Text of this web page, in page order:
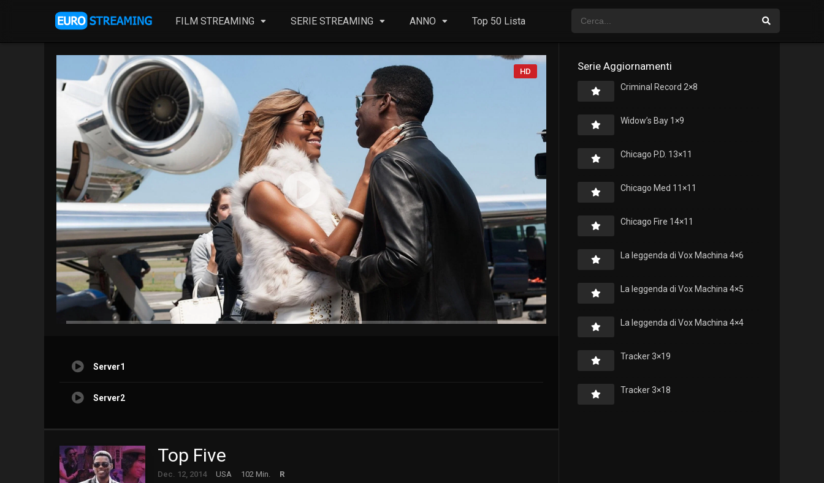
FILM STREAMING SERIE STREAMING ANNO Top 50 Lista
HD
Server1
Server2
Top Five
Dec. 12, 2014 USA 102 Min. R
Serie Aggiornamenti
Criminal Record 2×8
Widow’s Bay 1×9
Chicago P.D. 13×11
Chicago Med 11×11
Chicago Fire 14×11
La leggenda di Vox Machina 4×6
La leggenda di Vox Machina 4×5
La leggenda di Vox Machina 4×4
Tracker 3×19
Tracker 3×18